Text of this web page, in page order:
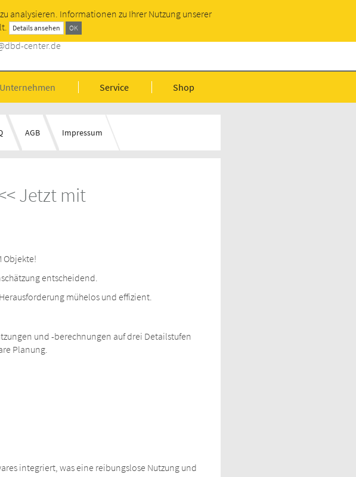
Infopaket anfordern
Dynamische BauDaten
center.de
Unternehmen Service Shop
AGB Impressum
Jetzt mit
Objekte!
entscheidend.
mühelos und effizient.
und -berechnungen auf drei Detailstufen
Planung.
integriert, was eine reibungslose Nutzung und
analysieren. Informationen zu Ihrer Nutzung unserer
Details ansehen OK